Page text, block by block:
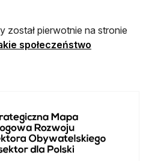
został pierwotnie na stronie
społeczeństwo